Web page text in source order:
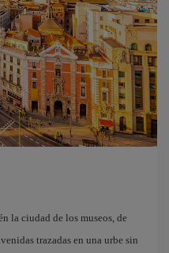
la ciudad de los museos, de
trazadas en una urbe sin